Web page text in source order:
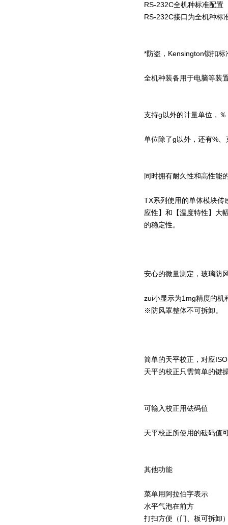
RS-232C全机种标准配置
RS-232C接口为全机种标
*防盗，Kensington锁扣
全机种装备用于电脑等装
支持g以外的计量单位
单位除了g以外，还有%
同时拥有耐久性和高性能
TX系列使用的单体模块传
应性】和【温度特性】大
的稳定性。
安心的微量测定，玻璃防
zui小显示为1mg精度的机
※防风罩整体不可拆卸。
简单的天平校正，对应
天平的校正只需简单的键
可输入校正用砝码值
天平校正所使用的砝码值
其他功能
菜单用阿拉伯字表示
水平气泡在前方
打扫方便（门、板可拆卸